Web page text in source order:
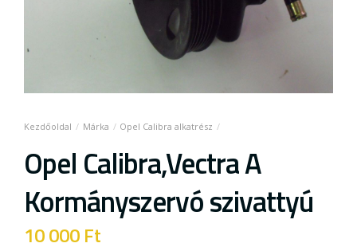
Márka Opel Calibra alkatrész
Opel Calibra,Vectra A
Kormányszervó szivattyú
10 000Ft